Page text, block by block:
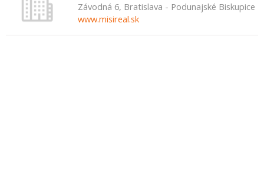
Závodná 6, Bratislava - Podunajské Biskupice
www.misireal.sk